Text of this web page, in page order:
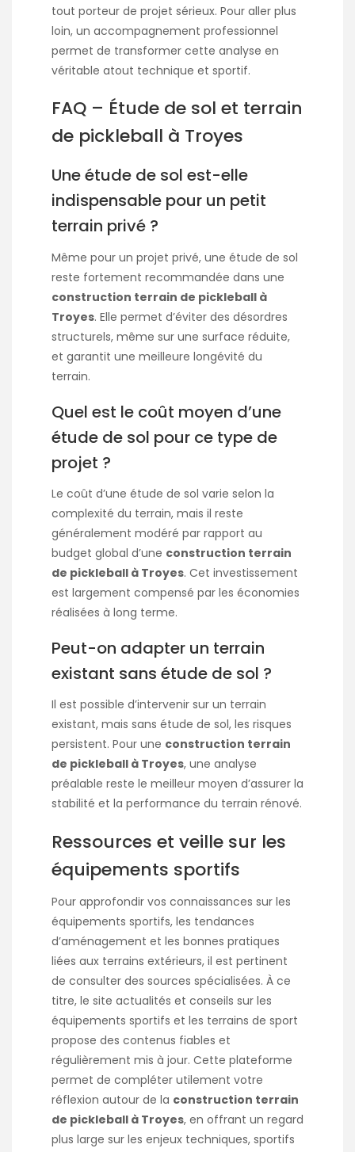
tout porteur de projet sérieux. Pour aller plus
loin, un accompagnement professionnel
permet de transformer cette analyse en
véritable atout technique et sportif.
FAQ – Étude de sol et terrain
de pickleball à Troyes
Une étude de sol est-elle
indispensable pour un petit
terrain privé ?
Même pour un projet privé, une étude de sol
reste fortement recommandée dans une
construction terrain de pickleball à
Troyes. Elle permet d’éviter des désordres
structurels, même sur une surface réduite,
et garantit une meilleure longévité du
terrain.
Quel est le coût moyen d’une
étude de sol pour ce type de
projet ?
Le coût d’une étude de sol varie selon la
complexité du terrain, mais il reste
généralement modéré par rapport au
budget global d’une construction terrain
de pickleball à Troyes. Cet investissement
est largement compensé par les économies
réalisées à long terme.
Peut-on adapter un terrain
existant sans étude de sol ?
Il est possible d’intervenir sur un terrain
existant, mais sans étude de sol, les risques
persistent. Pour une construction terrain
de pickleball à Troyes, une analyse
préalable reste le meilleur moyen d’assurer la
stabilité et la performance du terrain rénové.
Ressources et veille sur les
équipements sportifs
Pour approfondir vos connaissances sur les
équipements sportifs, les tendances
d’aménagement et les bonnes pratiques
liées aux terrains extérieurs, il est pertinent
de consulter des sources spécialisées. À ce
titre, le site actualités et conseils sur les
équipements sportifs et les terrains de sport
propose des contenus fiables et
régulièrement mis à jour. Cette plateforme
permet de compléter utilement votre
réflexion autour de la construction terrain
de pickleball à Troyes, en offrant un regard
plus large sur les enjeux techniques, sportifs